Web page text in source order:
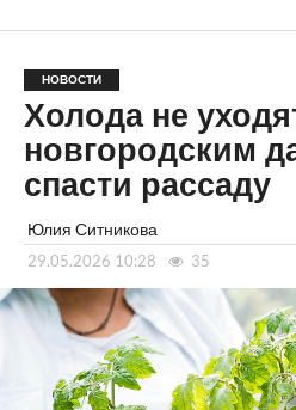
НОВОСТИ
Холода не
новгородским
спасти рассаду
Юлия Ситникова
29.05.2026 10:28 35